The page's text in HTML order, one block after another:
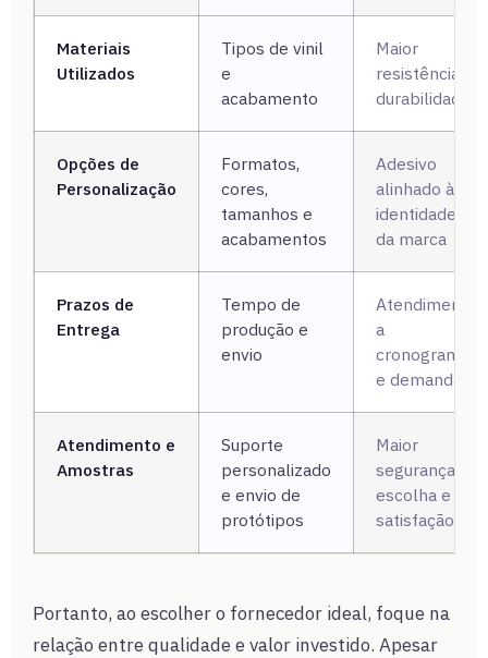
Materiais
Utilizados
Tipos de vinil
e
acabamento
Maior
resistência e
durabilidade
Opções de
Personalização
Formatos,
cores,
tamanhos e
acabamentos
Adesivo
alinhado à
identidade
da marca
Prazos de
Entrega
Tempo de
produção e
envio
Atendimento
a
cronogramas
e demandas
Atendimento e
Amostras
Suporte
personalizado
e envio de
protótipos
Maior
segurança na
escolha e
satisfação
Portanto, ao escolher o fornecedor ideal, foque na
relação entre qualidade e valor investido. Apesar